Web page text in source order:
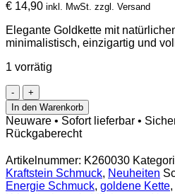
€ 14,90 inkl. MwSt. zzgl. Versand
Elegante Goldkette mit
minimalistisch, einzigartig und
1 vorrätig
Natürliche
Kristall
Kette
–
Milchquarz
Anhänger
in
goldfarbener
In den Warenkorb
Neuware • Sofort lieferbar •
Rückgaberecht
Artikelnummer: K260030
Kraftstein Schmuck, Neuheiten
Energie Schmuck, goldene Kette,